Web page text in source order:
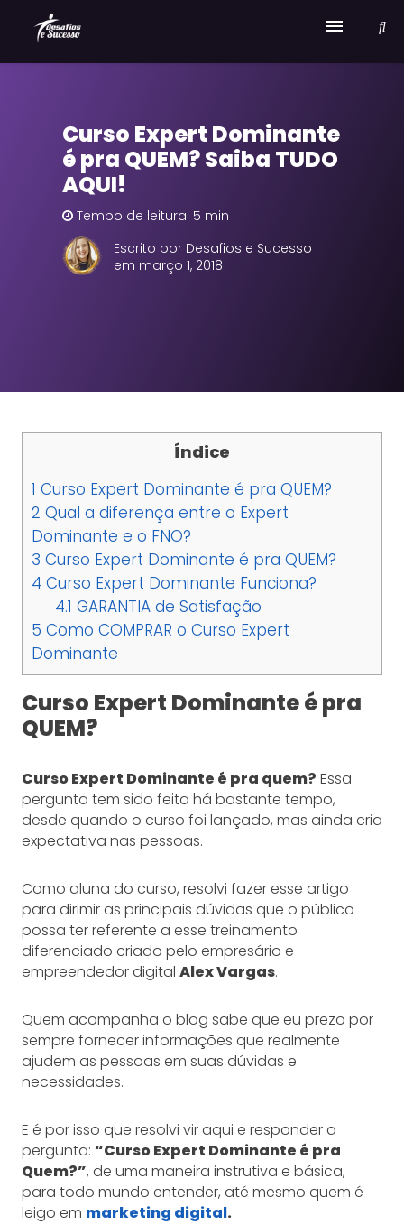
Serviços
Sobre Desafios e Sucesso
Curso Expert Dominante
é pra QUEM? Saiba TUDO
AQUI!
Tempo de leitura: 5 min
Escrito por Desafios e Sucesso
em março 1, 2018
Índice
1 Curso Expert Dominante é pra QUEM?
2 Qual a diferença entre o Expert
Dominante e o FNO?
3 Curso Expert Dominante é pra QUEM?
4 Curso Expert Dominante Funciona?
4.1 GARANTIA de Satisfação
5 Como COMPRAR o Curso Expert
Dominante
Curso Expert Dominante é pra
QUEM?
Curso Expert Dominante é pra quem? Essa
pergunta tem sido feita há bastante tempo,
desde quando o curso foi lançado, mas ainda cria
expectativa nas pessoas.
Como aluna do curso, resolvi fazer esse artigo
para dirimir as principais dúvidas que o público
possa ter referente a esse treinamento
diferenciado criado pelo empresário e
empreendedor digital Alex Vargas.
Quem acompanha o blog sabe que eu prezo por
sempre fornecer informações que realmente
ajudem as pessoas em suas dúvidas e
necessidades.
E é por isso que resolvi vir aqui e responder a
pergunta: “Curso Expert Dominante é pra
Quem?”, de uma maneira instrutiva e básica,
para todo mundo entender, até mesmo quem é
leigo em marketing digital.